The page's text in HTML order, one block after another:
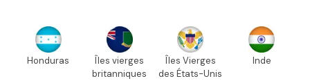
Honduras
Îles vierges
britanniques
Îles Vierges
des États-Unis
Inde